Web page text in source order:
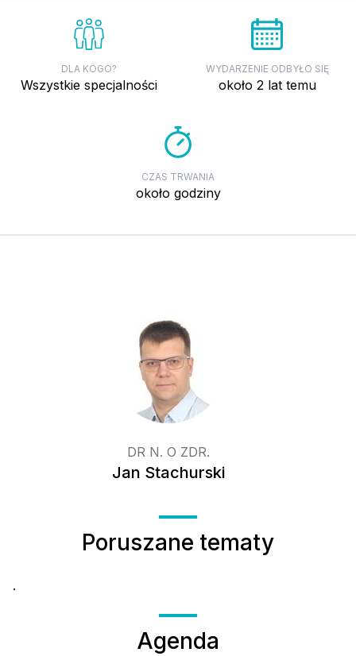
DLA KOGO?
wszystkie specjalności
WYDARZENIE ODBYŁO SIĘ
około 2 lat temu
CZAS TRWANIA
około godziny
DR N. O ZDR.
Jan Stachurski
Poruszane tematy
.
Agenda